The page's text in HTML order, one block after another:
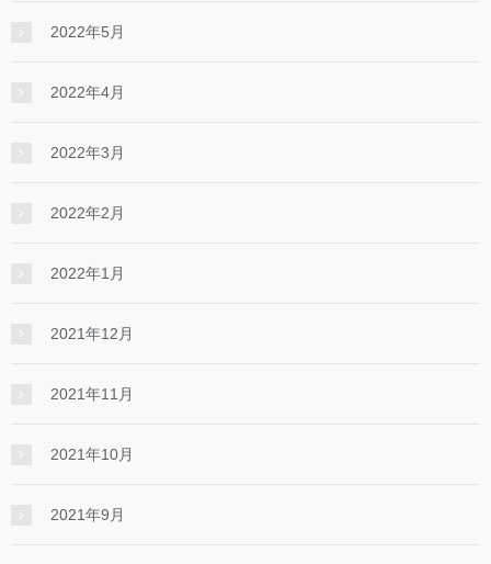
2022年5月
2022年4月
2022年3月
2022年2月
2022年1月
2021年12月
2021年11月
2021年10月
2021年9月